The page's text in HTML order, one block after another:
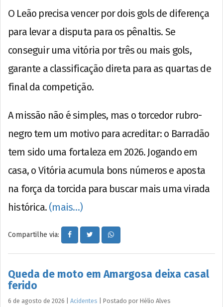
O Leão precisa vencer por dois gols de diferença
para levar a disputa para os pênaltis. Se
conseguir uma vitória por três ou mais gols,
garante a classificação direta para as quartas de
final da competição.
A missão não é simples, mas o torcedor rubro-
negro tem um motivo para acreditar: o Barradão
tem sido uma fortaleza em 2026. Jogando em
casa, o Vitória acumula bons números e aposta
na força da torcida para buscar mais uma virada
histórica. (mais…)
Compartilhe via:
Queda de moto em Amargosa deixa casal
ferido
6 de agosto de 2026 Acidentes Postado por Hélio Alves